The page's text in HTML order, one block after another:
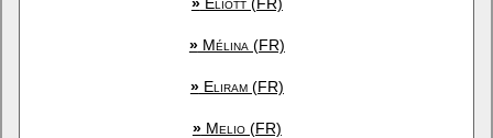
»Mélina (FR)
»Eliram (FR)
»Melio (FR)